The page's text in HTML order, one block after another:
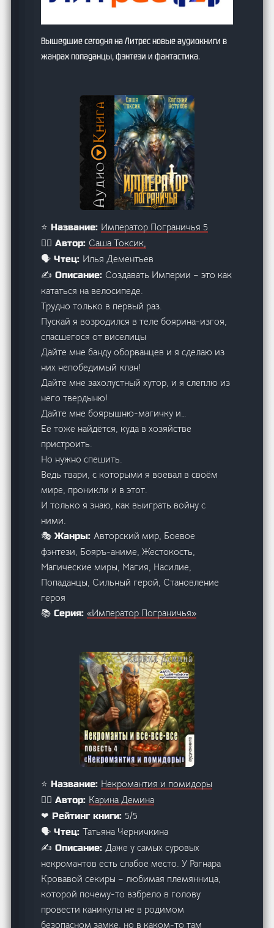
Вышедшие сегодня на Литрес новые аудиокниги в
жанрах попаданцы, фэнтези и фантастика.
⭐ Название: Император Пограничья 5
🙋‍♂️ Автор:Саша Токсик,
🗣️ Чтец: Илья Дементьев
✍️ Описание:Создавать Империи – это как
кататься на велосипеде.
Трудно только в первый раз.
Пускай я возродился в теле боярина-изгоя,
спасшегося от виселицы
Дайте мне банду оборванцев и я сделаю из
них непобедимый клан!
Дайте мне захолустный хутор, и я слеплю из
него твердыню!
Дайте мне боярышню-магичку и…
Её тоже найдётся, куда в хозяйстве
пристроить.
Но нужно спешить.
Ведь твари, с которыми я воевал в своём
мире, проникли и в этот.
И только я знаю, как выиграть войну с
ними.
🎭 Жанры:Авторский мир, Боевое
фэнтези, Бояръ-аниме, Жестокость,
Магические миры, Магия, Насилие,
Попаданцы, Сильный герой, Становление
героя
📚 Серия:«Император Пограничья»
⭐ Название: Некромантия и помидоры
🙋‍♂️ Автор: Карина Демина
❤ Рейтинг книги: 5/5
🗣️ Чтец:Татьяна Черничкина
✍️ Описание:Даже у самых суровых
некромантов есть слабое место. У Рагнара
Кровавой секиры – любимая племянница,
которой почему-то взбрело в голову
провести каникулы не в родимом
безопасном замке, но в каком-то там